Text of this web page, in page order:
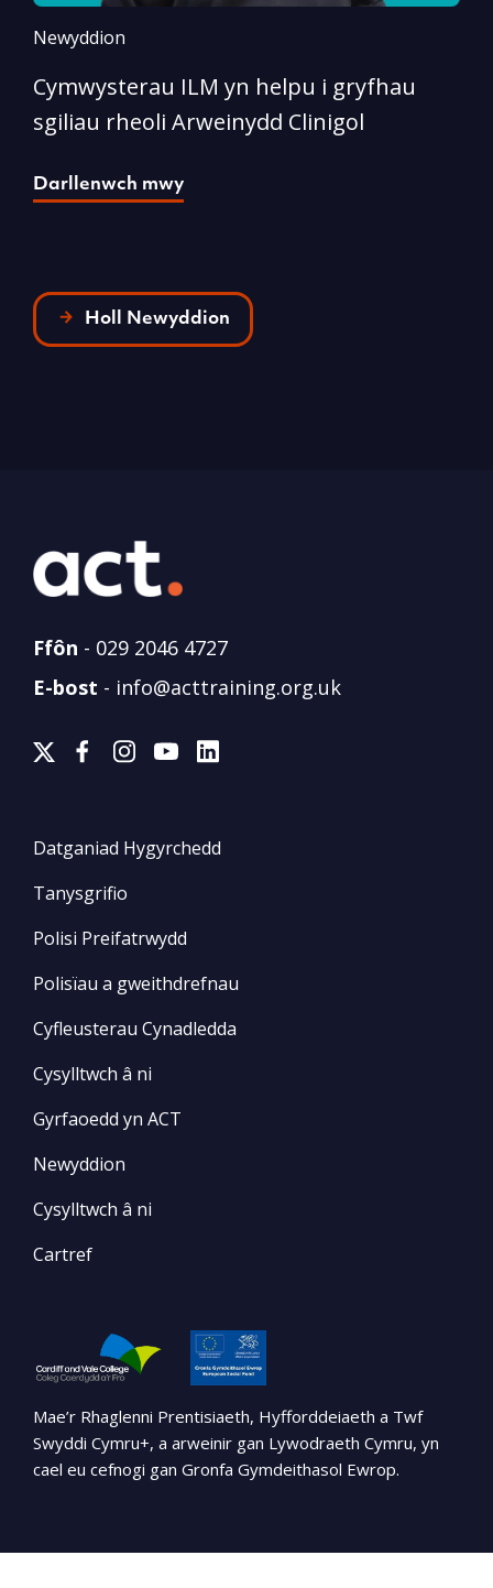
Newyddion
Cymwysterau ILM yn helpu i gryfhau
sgiliau rheoli Arweinydd Clinigol
Darllenwch mwy
Holl Newyddion
Ffôn - 029 2046 4727
E-bost - info@acttraining.org.uk
Datganiad Hygyrchedd
Tanysgrifio
Polisi Preifatrwydd
Polisïau a gweithdrefnau
Cyfleusterau Cynadledda
Cysylltwch â ni
Gyrfaoedd yn ACT
Newyddion
Cysylltwch â ni
Cartref
Mae’r Rhaglenni Prentisiaeth, Hyfforddeiaeth a Twf
Swyddi Cymru+, a arweinir gan Lywodraeth Cymru, yn
cael eu cefnogi gan Gronfa Gymdeithasol Ewrop.